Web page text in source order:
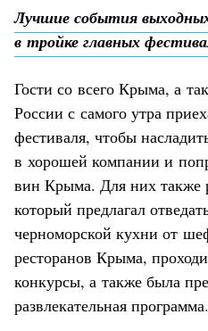
Лучшие события
в тройке главных
Гости со всего Крыма, а
России с самого утра
фестиваля, чтобы
в хорошей компании и
вин Крыма. Для них также
который предлагал
черноморской кухни от
ресторанов Крыма,
конкурсы, а также была
развлекательная программа.